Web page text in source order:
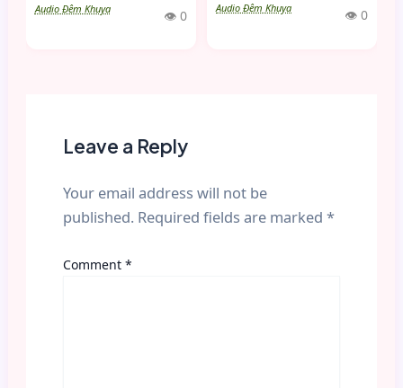
Audio Đêm Khuya 👁 0 Audio Đêm Khuya 👁 0
Leave a Reply
Your email address will not be
published. Required fields are marked *
Comment *